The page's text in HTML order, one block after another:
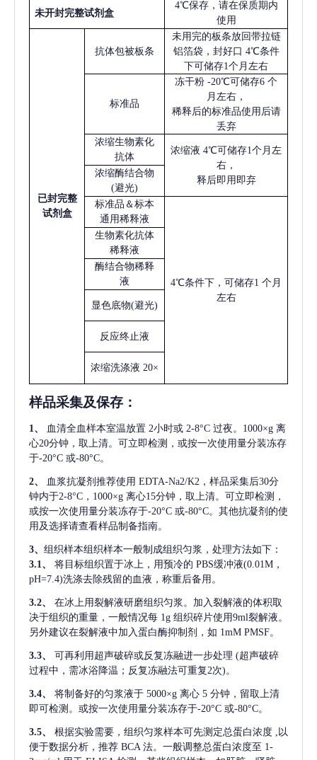
未开封完整试剂盒
4℃保存，请在保质期内
使用
已封完整
试剂盒
抗体包被板条
未用完的板条放回带拉链
铝箔袋，封好口 4℃条件
下可储存1个月左右
标准品
冻干粉 -20℃可储存6 个
月左右，
稀释后的标准品使用后请
丢弃
浓缩生物素化
抗体
浓缩液 4℃可储存1个月左
右，
释后即用即弃
浓缩酶结合物
(避光)
标准品＆标本
通用稀释液
4℃条件下，可储存1 个月
左右
生物素化抗体
稀释液
酶结合物稀释
液
显色底物(避光)
反应终止液
浓缩洗涤液 20×
样品采集及保存 ：
1、 血清全血样本室温放置 2小时或 2-8°C 过夜。1000×g 离
心20分钟，取上清。可立即检测，或按一次使用量分装冻存
于-20°C 或-80°C。
2、 血浆抗凝剂推荐使用 EDTA-Na2/K2，样品采集后30分
钟内于2-8°C，1000×g 离心15分钟，取上清。可立即检测，
或按一次使用量分装冻存于-20°C 或-80°C。其他抗凝剂的使
用及选择请查看样品制备指南。
3、 组织样本组织样本一般制成组织匀浆，处理方法如下：
3.1、
将目标组织置于冰上，用预冷的 PBS缓冲液(0.01M，
pH=7.4)洗涤去除残留的血液，称重后备用。
3.2、
在冰上用裂解液研磨组织匀浆。加入裂解液的体积取
决于组织的重量，一般情况每 1g 组织碎片使用9ml裂解液。
另外建议在裂解液中加入蛋白酶抑制剂，如 1mM PMSF。
3.3、 可再利用超声破碎或反复冻融进一步处理 (超声破碎
过程中，需冰浴降温；反复冻融法可重复2次)。
3.4、 将制备好的匀浆液于 5000×g 离心 5 分钟，留取上清
即可检测。或按一次使用量分装冻存于-20°C 或-80°C。
3.5、 根据实验需要，组织匀浆样本可先测定总蛋白浓度
,以
便于数据分析，推荐 BCA 法。一般调整总蛋白浓度至 1-